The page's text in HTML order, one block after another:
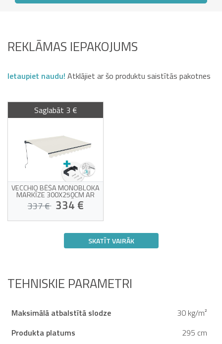
REKLĀMAS IEPAKOJUMS
Ietaupiet naudu! Atklājiet ar šo produktu saistītās pakotnes
Saglabāt 3 €
VECCHIO BĒŠA MONOBLOKA
MARKĪZE 300X250CM AR
GRIESTU STIPRINĀJUMU
337 € 334 €
stiprinājumu pie
Augstas kvalitātes bēšs
Viegli atverama un
aizverama
Paredzamā piegāde laikā no 17/08
SKATĪT VAIRĀK
TEHNISKIE PARAMETRI
Maksimālā atbalstītā slodze
30 kg/m²
Produkta platums
295 cm